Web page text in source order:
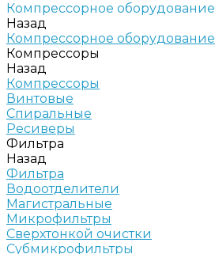
Компрессорное оборудование
Назад
Компрессорное оборудование
Компрессоры
Назад
Компрессоры
Винтовые
Спиральные
Ресиверы
Фильтра
Назад
Фильтра
Водоотделители
Магистральные
Микрофильтры
Сверхтонкой очистки
Субмикрофильтры